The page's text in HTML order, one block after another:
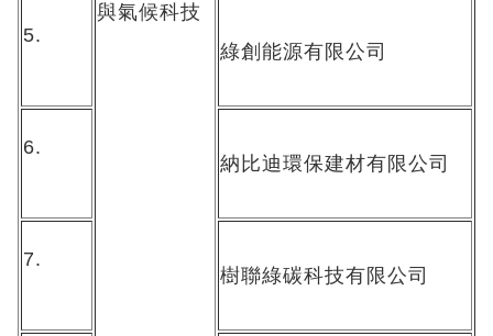
與氣候科技
5.
綠創能源有限公司
6.
納比迪環保建材有限公司
7.
樹聯綠碳科技有限公司